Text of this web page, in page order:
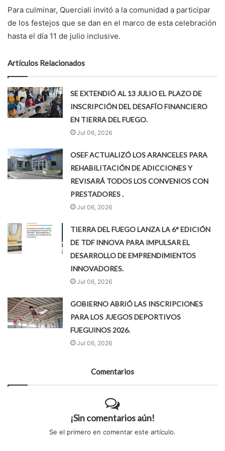
Para culminar, Querciali invitó a la comunidad a participar
de los festejos que se dan en el marco de esta celebración
hasta el día 11 de julio inclusive.
Artículos Relacionados
SE EXTENDIÓ AL 13 JULIO EL PLAZO DE
INSCRIPCIÓN DEL DESAFÍO FINANCIERO
EN TIERRA DEL FUEGO.
Jul 06, 2026
OSEF ACTUALIZÓ LOS ARANCELES PARA
REHABILITACIÓN DE ADICCIONES Y
REVISARÁ TODOS LOS CONVENIOS CON
PRESTADORES .
Jul 06, 2026
TIERRA DEL FUEGO LANZA LA 6° EDICIÓN
DE TDF INNOVA PARA IMPULSAR EL
DESARROLLO DE EMPRENDIMIENTOS
INNOVADORES.
Jul 06, 2026
GOBIERNO ABRIÓ LAS INSCRIPCIONES
PARA LOS JUEGOS DEPORTIVOS
FUEGUINOS 2026.
Jul 06, 2026
Comentarios
¡Sin comentarios aún!
Se el primero en comentar este artículo.